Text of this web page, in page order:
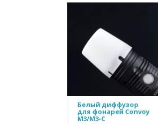
Белый диффузор
для фонарей Convoy
M3/M3-C